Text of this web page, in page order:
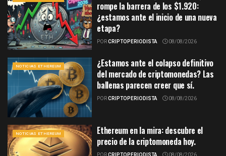
rompe la barrera de los $1.920:
¿estamos ante el inicio de una nueva
etapa?
PORCRIPTOPERIODISTA 08/08/2026
NOTICIAS ETHEREUM
¿Estamos ante el colapso definitivo
del mercado de criptomonedas? Las
ballenas parecen creer que sí.
PORCRIPTOPERIODISTA 08/08/2026
NOTICIAS ETHEREUM
Ethereum en la mira: descubre el
precio de la criptomoneda hoy.